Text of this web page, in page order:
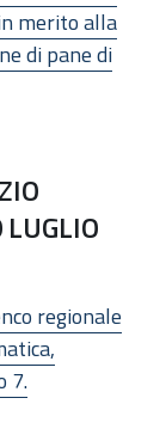
merito alla
di pane di
regionale
7.